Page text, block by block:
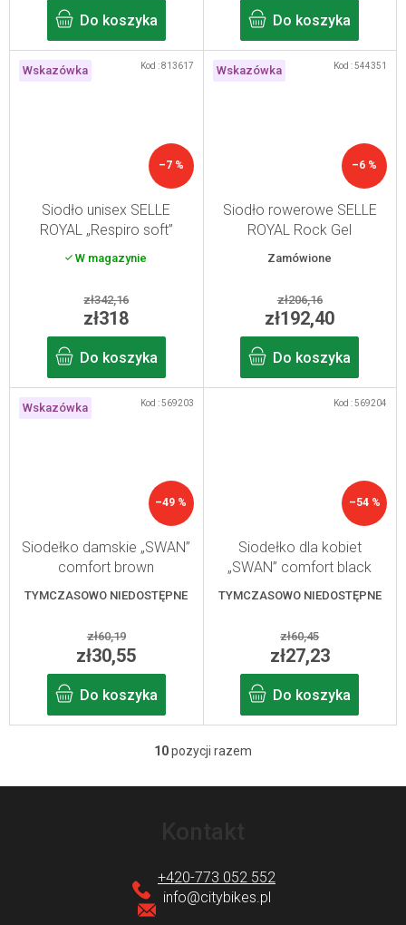
Do koszyka Do koszyka
Wskazówka
–7 %
Siodło unisex SELLE
ROYAL „Respiro soft”
Relaxed
W magazynie
zł342,16
zł318
Do koszyka
Kod :813617 Wskazówka
–6 %
Siodło rowerowe SELLE
ROYAL Rock Gel
Zamówione
zł206,16
zł192,40
Do koszyka
Kod :544351
Wskazówka
–49 %
Siodełko damskie „SWAN”
comfort brown
TYMCZASOWO NIEDOSTĘPNE
zł60,19
zł30,55
Do koszyka
Kod :569203
–54 %
Siodełko dla kobiet
„SWAN” comfort black
TYMCZASOWO NIEDOSTĘPNE
zł60,45
zł27,23
Do koszyka
Kod :569204
K
o
o
10pozycji razem
info@citybikes.pl
+420-773 052 552